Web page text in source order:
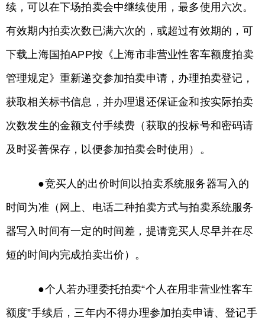
续，可以在下场拍卖会中继续使用，最多使用六次。
有效期内拍卖次数已满六次的，或超过有效期的，可
下载上海国拍APP按《上海市非营业性客车额度拍卖
管理规定》重新递交参加拍卖申请，办理拍卖登记，
获取相关标书信息，并办理退还保证金和按实际拍卖
次数发生的金额支付手续费（获取的投标号和密码请
及时妥善保存，以便参加拍卖会时使用）。
●竞买人的出价时间以拍卖系统服务器写入的
时间为准（网上、电话二种拍卖方式与拍卖系统服务
器写入时间有一定的时间差，提请竞买人尽早并在尽
短的时间内完成拍卖出价）。
●个人若办理委托拍卖“个人在用非营业性客车
额度”手续后，三年内不得办理参加拍卖申请、登记手